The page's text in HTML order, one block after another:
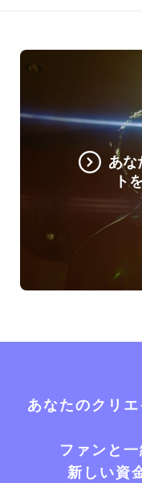
あ
ト
あなたのクリ
ファンと
新しい資